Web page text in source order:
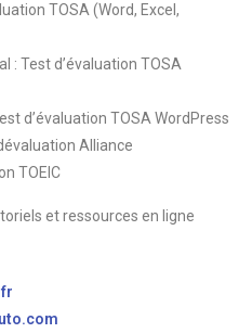
TOSA (Word, Excel,
: Test d’évaluation TOSA
d’évaluation TOSA WordPress
Alliance
TOEIC
et ressources en ligne